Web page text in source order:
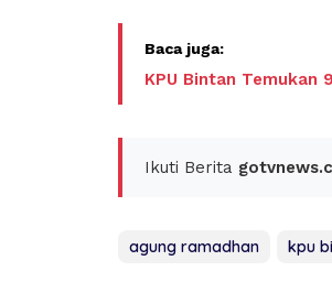
KPU Bintan Temukan
Ikuti Berita
agung ramadhan kpu